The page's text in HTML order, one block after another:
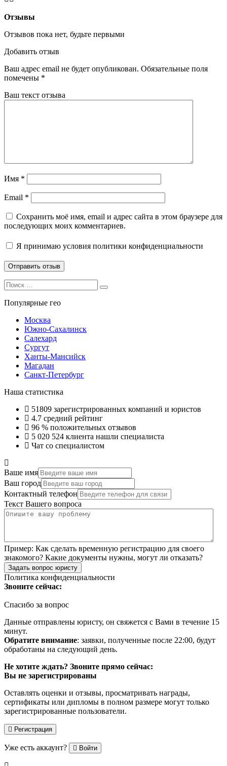
Отзывы
Отзывов пока нет, будьте первыми
Добавить отзыв
Ваш адрес email не будет опубликован. Обязательные поля
помечены *
Ваш текст отзыва
Имя *
Email *
Сохранить моё имя, email и адрес сайта в этом браузере для
последующих моих комментариев.
Я принимаю условия политики конфиденциальности
Search
for:
Search
Популярные гео
Москва
Южно-Сахалинск
Салехард
Сургут
Ханты-Мансийск
Магадан
Санкт-Петербург
Наша статистика
51809 зарегистрированных компаний и юристов
4.7 средний рейтинг
96 % положительных отзывов
5 020 524 клиента нашли специалиста
Чат со специалистом
Ваше имя
Ваш город
Контактный телефон
Текст Вашего вопроса
Пример: Как сделать временную регистрацию для своего
знакомого? Какие документы нужны, могут ли отказать?
Задать вопрос юристу
Политика конфиденциальности
Звоните сейчас:
Спасибо за вопрос
Данные отправлены юристу, он свяжется с Вами в течение 15
минут.
Обратите внимание: заявки, полученные после 22:00, будут
обработаны на следующий день.
Не хотите ждать? Звоните прямо сейчас:
Вы не зарегистрированы
Оставлять оценки и отзывы, просматривать награды,
сертификаты или дипломы в полном размере могут только
зарегистрированные пользователи.
Регистрация
Уже есть аккаунт? Войти